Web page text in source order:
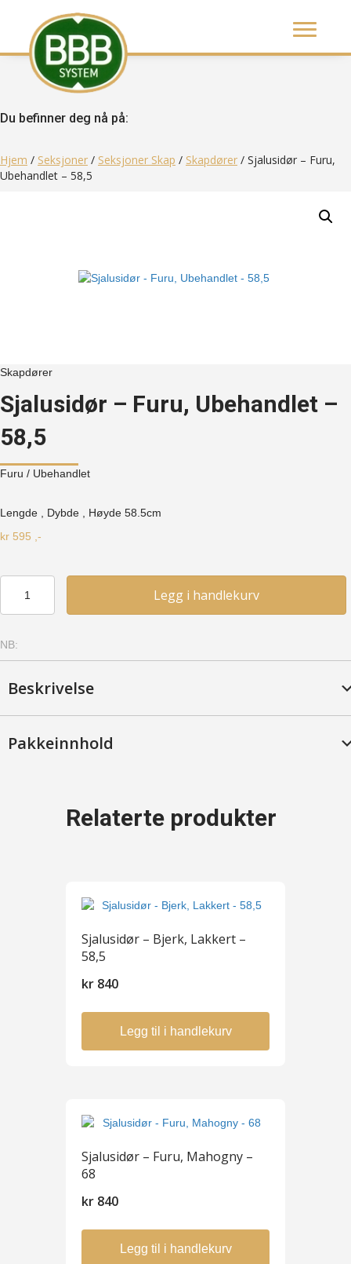
Du befinner deg nå på:
Hjem / Seksjoner / Seksjoner Skap / Skapdører / Sjalusidør – Furu,
Ubehandlet – 58,5
Skapdører
Sjalusidør – Furu, Ubehandlet –
58,5
Furu / Ubehandlet
Lengde , Dybde , Høyde 58.5cm
kr 595 ,-
Furu,
-
58,5
Legg i handlekurv
NB:
Beskrivelse
Pakkeinnhold
Relaterte produkter
Sjalusidør – Bjerk, Lakkert –
58,5
kr 840
Legg til i handlekurv
Sjalusidør – Furu, Mahogny –
68
kr 840
Legg til i handlekurv